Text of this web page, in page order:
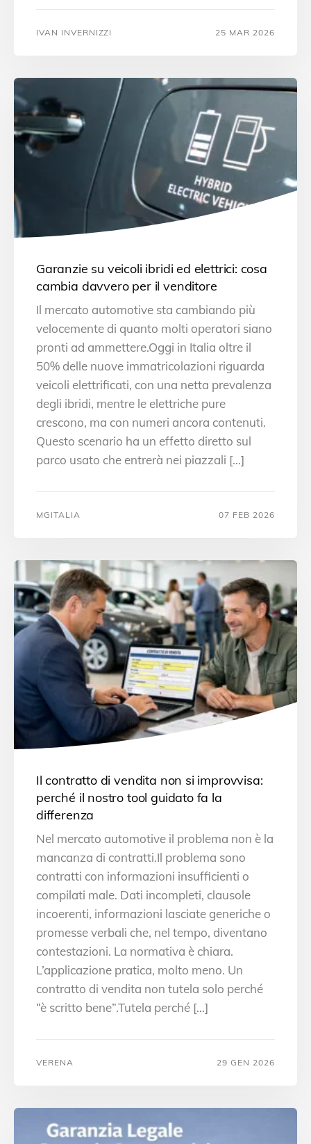
IVAN INVERNIZZI 25 MAR 2026
Garanzie su veicoli ibridi ed elettrici: cosa
cambia davvero per il venditore
Il mercato automotive sta cambiando più
velocemente di quanto molti operatori siano
pronti ad ammettere.Oggi in Italia oltre il
50% delle nuove immatricolazioni riguarda
veicoli elettrificati, con una netta prevalenza
degli ibridi, mentre le elettriche pure
crescono, ma con numeri ancora contenuti.
Questo scenario ha un effetto diretto sul
parco usato che entrerà nei piazzali […]
MGITALIA 07 FEB 2026
Il contratto di vendita non si improvvisa:
perché il nostro tool guidato fa la
differenza
Nel mercato automotive il problema non è la
mancanza di contratti.Il problema sono
contratti con informazioni insufficienti o
compilati male. Dati incompleti, clausole
incoerenti, informazioni lasciate generiche o
promesse verbali che, nel tempo, diventano
contestazioni. La normativa è chiara.
L’applicazione pratica, molto meno. Un
contratto di vendita non tutela solo perché
“è scritto bene”.Tutela perché […]
VERENA 29 GEN 2026